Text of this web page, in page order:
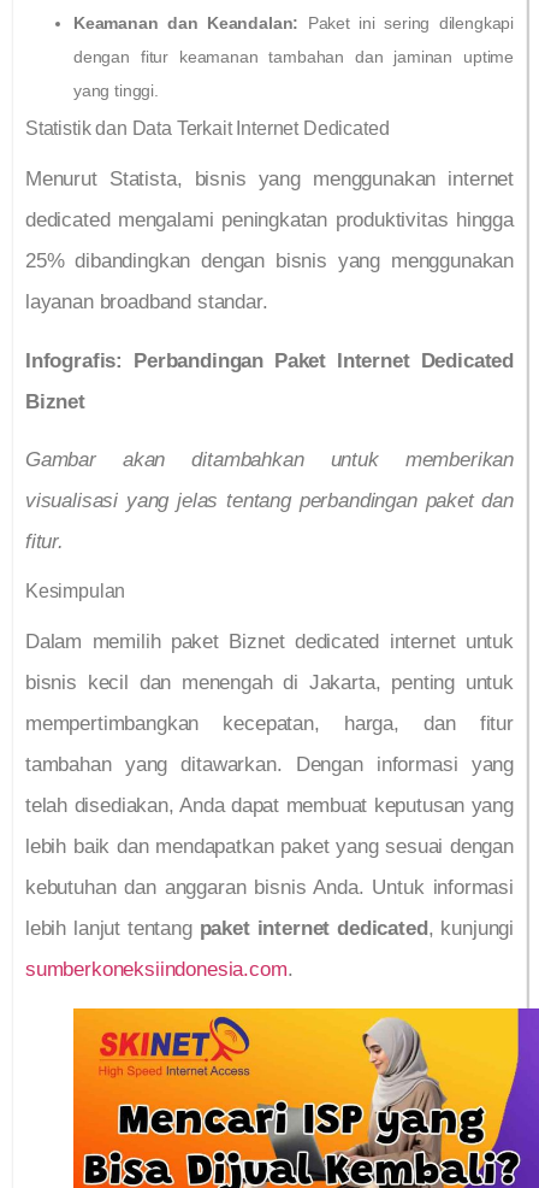
Keamanan dan Keandalan: Paket ini sering dilengkapi
dengan fitur keamanan tambahan dan jaminan uptime
yang tinggi.
Statistik dan Data Terkait Internet Dedicated
Menurut Statista, bisnis yang menggunakan internet
dedicated mengalami peningkatan produktivitas hingga
25% dibandingkan dengan bisnis yang menggunakan
layanan broadband standar.
Infografis: Perbandingan Paket Internet Dedicated
Biznet
Gambar akan ditambahkan untuk memberikan
visualisasi yang jelas tentang perbandingan paket dan
fitur.
Kesimpulan
Dalam memilih paket Biznet dedicated internet untuk
bisnis kecil dan menengah di Jakarta, penting untuk
mempertimbangkan kecepatan, harga, dan fitur
tambahan yang ditawarkan. Dengan informasi yang
telah disediakan, Anda dapat membuat keputusan yang
lebih baik dan mendapatkan paket yang sesuai dengan
kebutuhan dan anggaran bisnis Anda. Untuk informasi
lebih lanjut tentang paket internet dedicated , kunjungi
sumberkoneksiindonesia.com.